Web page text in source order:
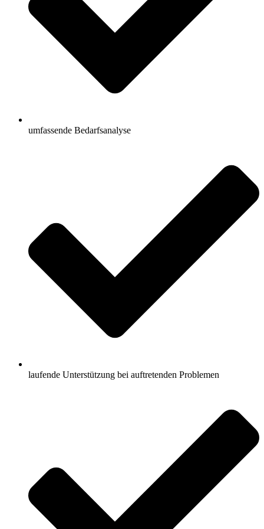
umfassende Bedarfsanalyse
laufende Unterstützung bei auftretenden Problemen